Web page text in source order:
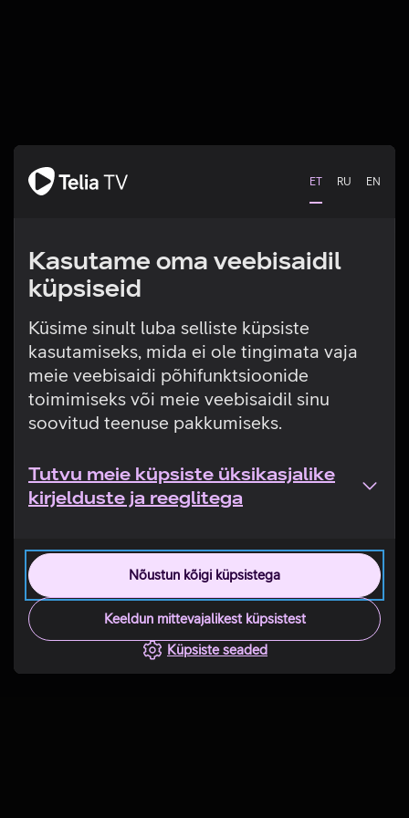
ET RU EN
Kasutame oma veebisaidil
küpsiseid
Küsime sinult luba selliste küpsiste
kasutamiseks, mida ei ole tingimata vaja
meie veebisaidi põhifunktsioonide
toimimiseks või meie veebisaidil sinu
soovitud teenuse pakkumiseks.
Tutvu meie küpsiste üksikasjalike
kirjelduste ja reeglitega
Nõustun kõigi küpsistega
Keeldun mittevajalikest küpsistest
Küpsiste seaded
Tehniline viga